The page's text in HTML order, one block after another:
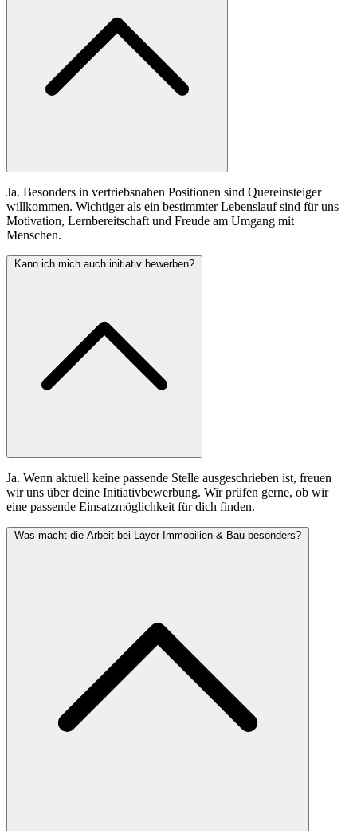
Ja. Besonders in vertriebsnahen Positionen sind Quereinsteiger
willkommen. Wichtiger als ein bestimmter Lebenslauf sind für uns
Motivation, Lernbereitschaft und Freude am Umgang mit
Menschen.
Kann ich mich auch initiativ bewerben?
Ja. Wenn aktuell keine passende Stelle ausgeschrieben ist, freuen
wir uns über deine Initiativbewerbung. Wir prüfen gerne, ob wir
eine passende Einsatzmöglichkeit für dich finden.
Was macht die Arbeit bei Layer Immobilien & Bau besonders?